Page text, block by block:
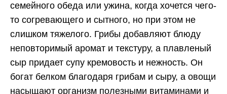
семейного обеда или ужина, когда хочется чего-
то согревающего и сытного, но при этом не
слишком тяжелого. Грибы добавляют блюду
неповторимый аромат и текстуру, а плавленый
сыр придает супу кремовость и нежность. Он
богат белком благодаря грибам и сыру, а овощи
насыщают организм полезными витаминами и